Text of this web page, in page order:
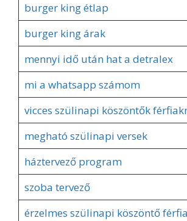
burger king étlap
burger king árak
mennyi idő után hat a detralex
mi a whatsapp számom
vicces szülinapi köszöntők
megható szülinapi versek
háztervező program
szoba tervező
érzelmes szülinapi köszöntő